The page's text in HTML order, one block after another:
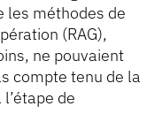
les méthodes de
(RAG),
ne pouvaient
compte tenu de la
de